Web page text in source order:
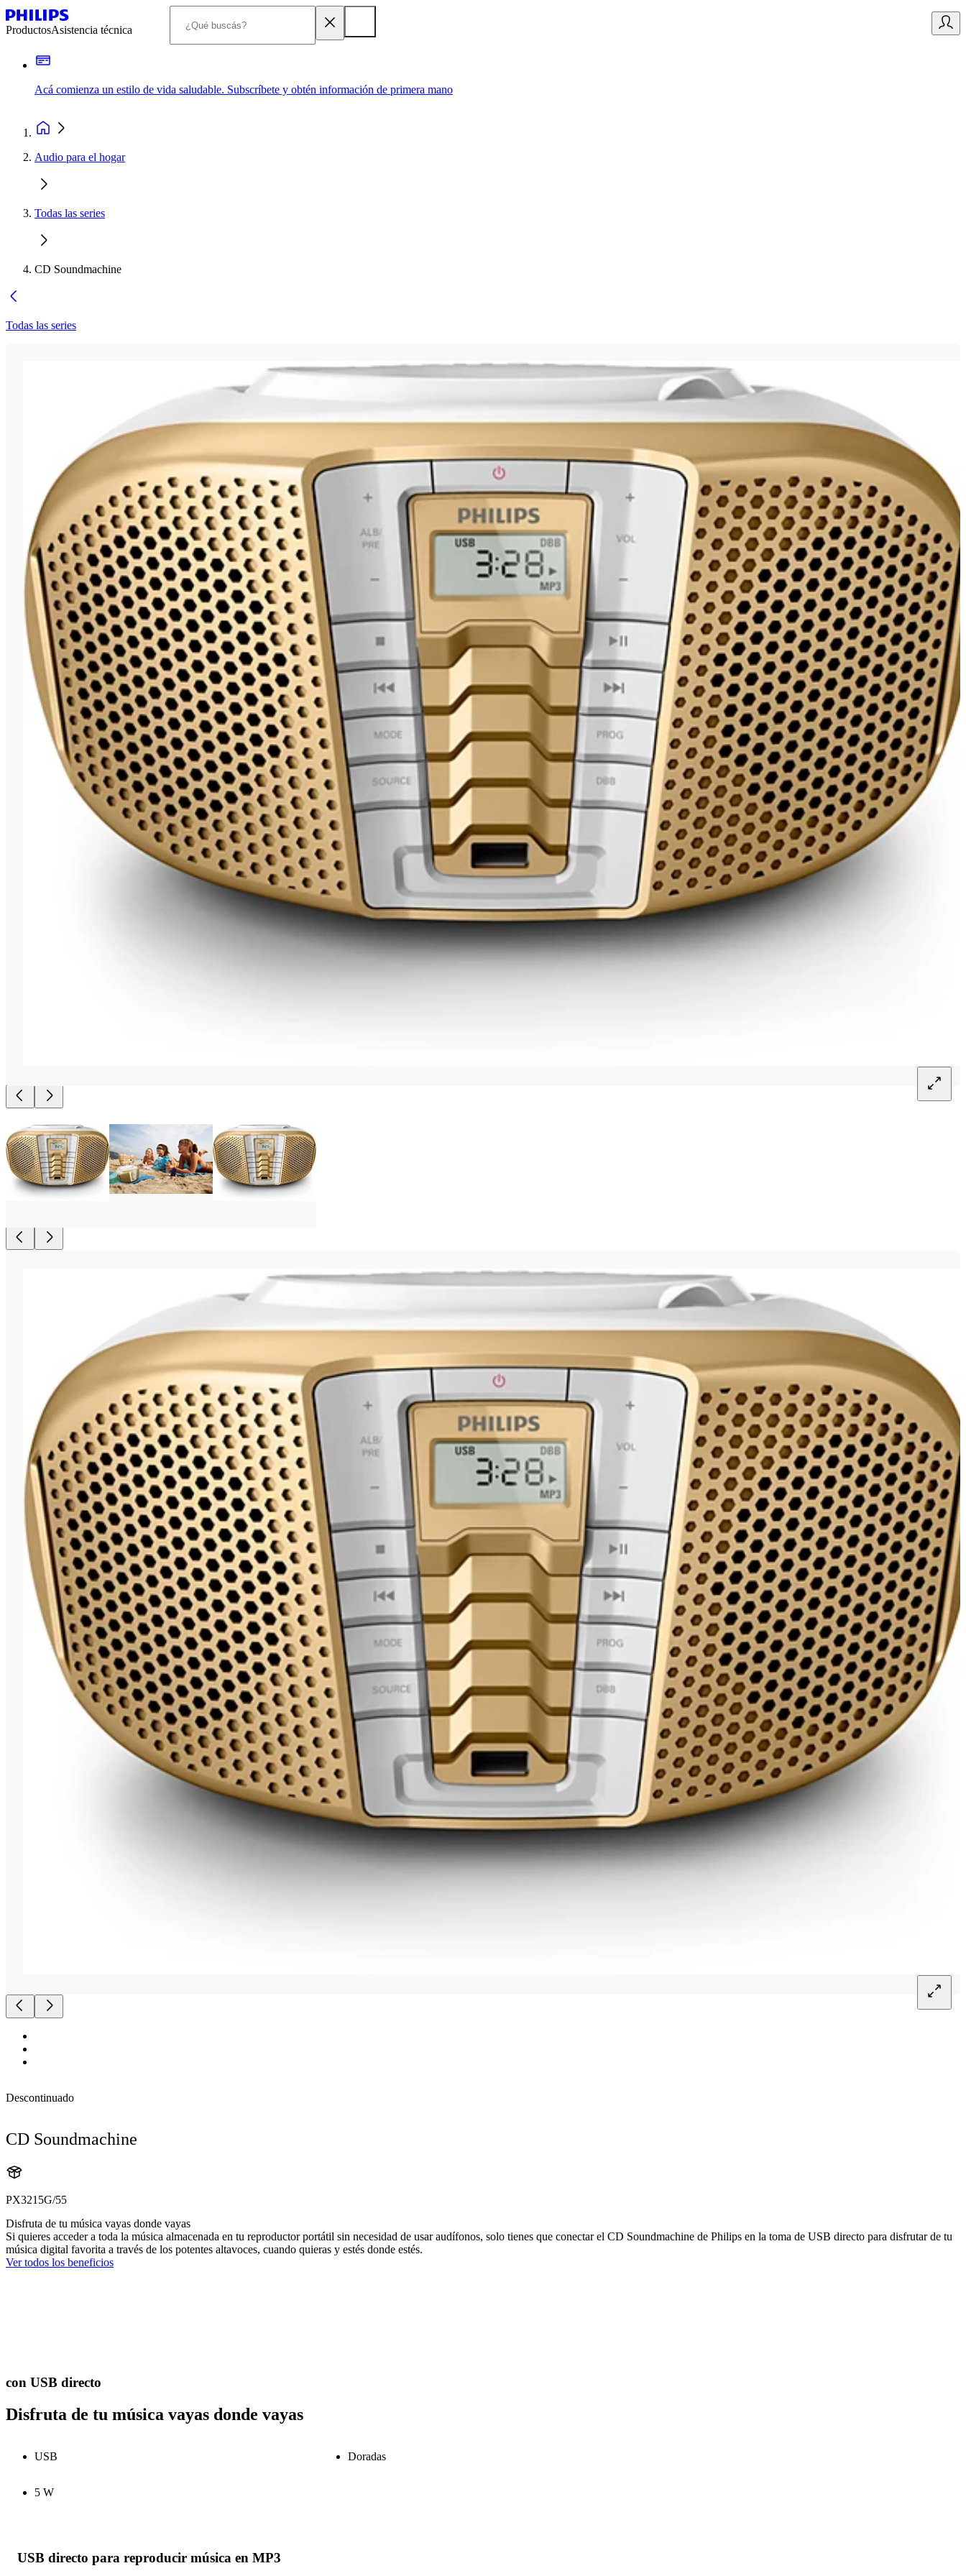
ProductosAsistencia técnica
Acá comienza un estilo de vida saludable. Subscríbete y obtén información de primera mano
Audio para el hogar
Todas las series
CD Soundmachine
Todas las series
Descontinuado
CD Soundmachine
PX3215G/55
Disfruta de tu música vayas donde vayas
Si quieres acceder a toda la música almacenada en tu reproductor portátil sin necesidad de usar audífonos, solo tienes que conectar el CD Soundmachine de Philips en la toma de USB directo para disfrutar de tu
música digital favorita a través de los potentes altavoces, cuando quieras y estés donde estés.
Ver todos los beneficios
con USB directo
Disfruta de tu música vayas donde vayas
USB Doradas
5 W
USB directo para reproducir música en MP3